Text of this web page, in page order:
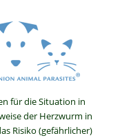
für die Situation in
der Herzwurm in
Risiko (gefährlicher)